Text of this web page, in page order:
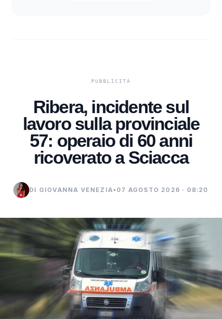
Ribera, incidente sul
lavoro sulla provinciale
57: operaio di 60 anni
ricoverato a Sciacca
DI GIOVANNA VENEZIA• 07 AGOSTO 2026 · 08:20